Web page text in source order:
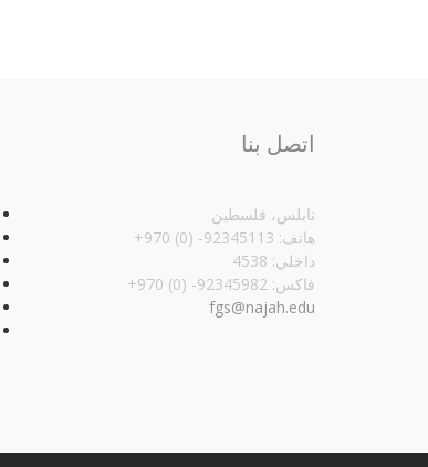
اتصل بنا
نابلس، فلسطين
هاتف: 92345113- (0) 970+
داخلي: 4538
فاكس: 92345982- (0) 970+‏
fgs@najah.edu